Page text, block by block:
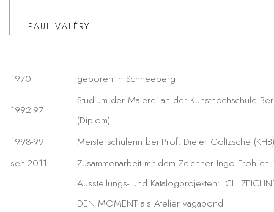
PAUL VALÉRY
1970 geboren in Schneeberg
1992-97
Studium der Malerei an der Kunsthochschule
(Diplom)
1998-99
Meisterschülerin bei Prof. Dieter Goltzsche (KHB)
seit 2011
Zusammenarbeit mit dem Zeichner Ingo Fröhlich
Ausstellungs- und Katalogprojekten: ICH
DEN MOMENT als Atelier vagabond